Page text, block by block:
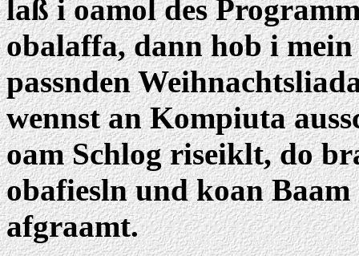
laß i oamol des
obalaffa, dann hob i
passnden
wennst an Kompiuta
oam Schlog riseiklt, do
obafiesln und koan
afgraamt.